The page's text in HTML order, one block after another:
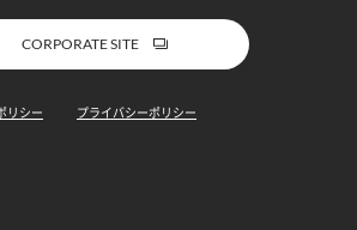
CORPORATE SITE
リシー プライバシーポリシー